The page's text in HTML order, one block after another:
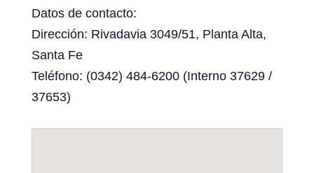
Datos de contacto:
Dirección: Rivadavia 3049/51, Planta Alta,
Santa Fe
Teléfono: (0342) 484-6200 (Interno 37629 /
37653)